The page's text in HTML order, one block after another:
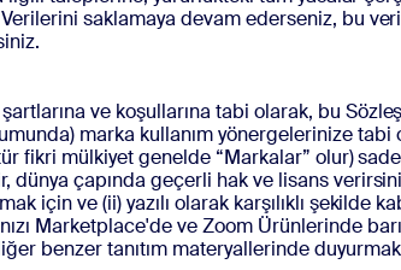
Verilerini saklamaya devam ederseniz, bu
ve koşullarına tabi olarak, bu
marka kullanım yönergelerinize tabi
fikri mülkiyet genelde “Markalar” olur)
dünya çapında geçerli hak ve lisans
için ve (ii) yazılı olarak karşılıklı
Marketplace'de ve Zoom Ürünlerinde
benzer tanıtım materyallerinde duyurmak